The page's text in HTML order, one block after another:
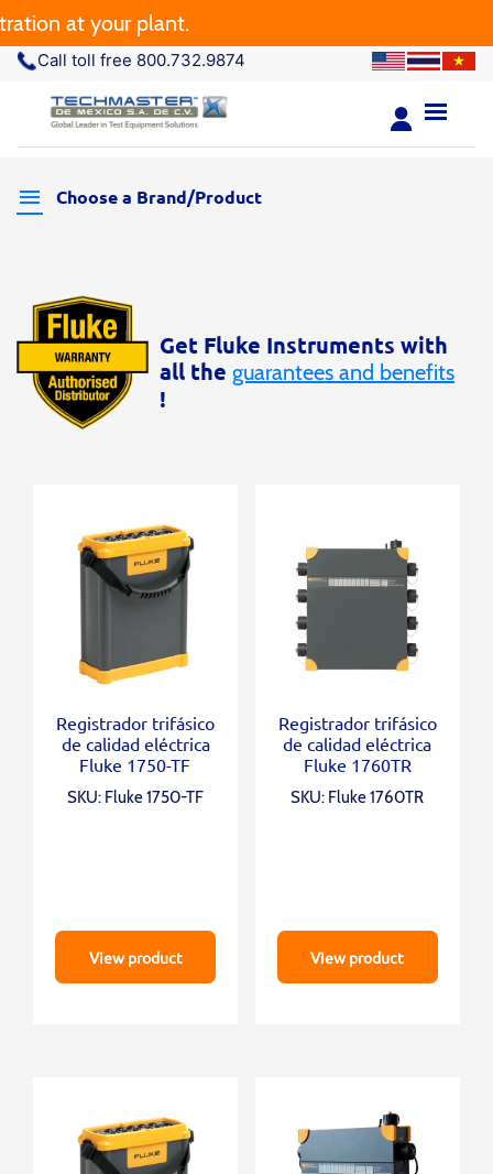
at your plant.
Call toll free 800.732.9874
Get Fluke Instruments with
all the guarantees and benefits
!
Registrador trifásico
de calidad eléctrica
Fluke 1750-TF
SKU: Fluke 1750-TF
View product
Registrador trifásico
de calidad eléctrica
Fluke 1760TR
SKU: Fluke 1760TR
View product
Choose a Brand/Product